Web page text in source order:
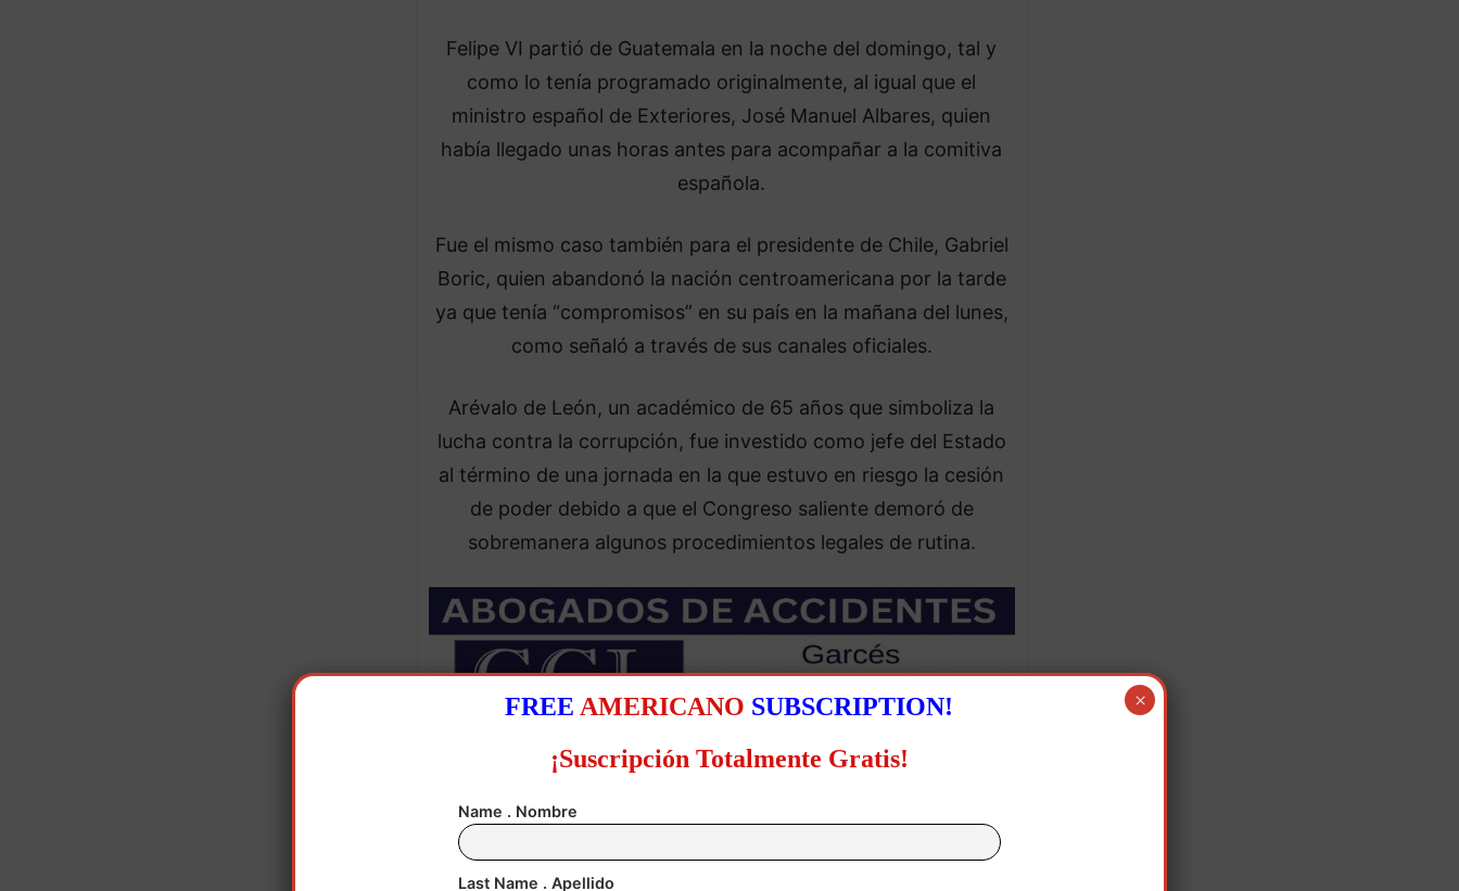
Felipe VI partió de Guatemala en la noche del domingo, tal y
como lo tenía programado originalmente, al igual que el
ministro español de Exteriores, José Manuel Albares, quien
había llegado unas horas antes para acompañar a la comitiva
española.
Fue el mismo caso también para el presidente de Chile, Gabriel
Boric, quien abandonó la nación centroamericana por la tarde
ya que tenía “compromisos” en su país en la mañana del lunes,
como señaló a través de sus canales oficiales.
Arévalo de León, un académico de 65 años que simboliza la
lucha contra la corrupción, fue investido como jefe del Estado
al término de una jornada en la que estuvo en riesgo la cesión
de poder debido a que el Congreso saliente demoró de
sobremanera algunos procedimientos legales de rutina.
FREE AMERICANO SUBSCRIPTION!
¡Suscripción Totalmente Gratis!
Name . Nombre
Last Name . Apellido
×